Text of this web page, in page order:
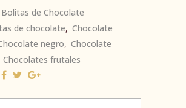
Bolitas de Chocolate
de chocolate, Chocolate
negro, Chocolate
Chocolates frutales